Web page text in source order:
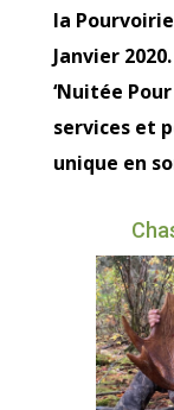
la
Janvier
‘Nuitée
services et
unique en